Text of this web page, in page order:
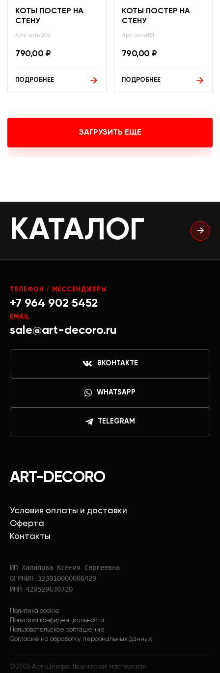
КОТЫ ПОСТЕР НА
СТЕНУ
Арт: коты206
790,00 ₽
ПОДРОБНЕЕ
КОТЫ ПОСТЕР НА
СТЕНУ
Арт: коты181
790,00 ₽
ПОДРОБНЕЕ
ЗАГРУЗИТЬ ЕЩЕ
КАТАЛОГ
ART-DECORO
Условия оплаты и доставки
Оферта
Контакты
ИП Халилова Ксения Сергеевна
ОГРНИП 323010000006429
ИНН 420529630720
Политика cookie
Политика конфиденциальности
Пользовательское соглашение
Согласие на обработку персональных данных
© 2026 Арт-Декоро. Творческая мастерская.
ТЕЛЕФОН / МЕССЕНДЖЕРЫ
+7 964 902 5452
EMAIL
sale@art-decoro.ru
ВКОНТАКТЕ
WHATSAPP
TELEGRAM